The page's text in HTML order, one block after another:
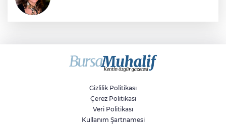
Savaşların gölgesinde engellilik,
doğa ve kaybedilen gelecek
Gizlilik Politikası
Çerez Politikası
Veri Politikası
Kullanım Şartnamesi